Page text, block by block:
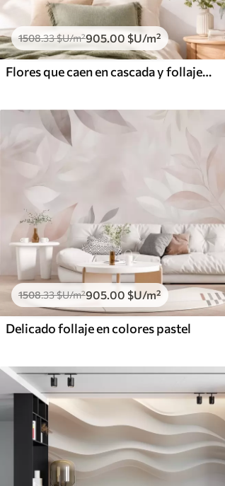
1508.33$U/m²905.00 $U/m²
Flores que caen en cascada y follaje verde sobre un fondo claro
1508.33$U/m²905 .00 $U/m²
Delicado follaje en colores pastel